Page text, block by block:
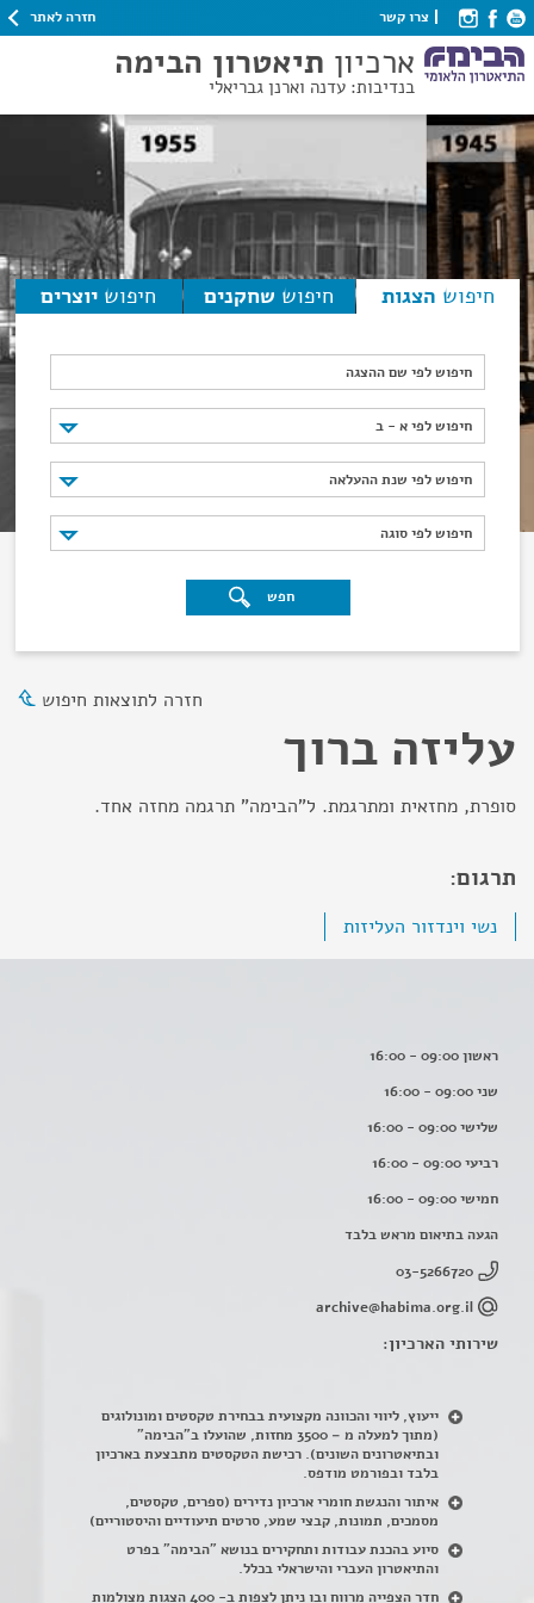
צרו קשר חזרה לאתר
ארכיון תיאטרון הבימה
בנדיבות: עדנה וארנן גבריאלי
חיפוש הצגות חיפוש שחקנים חיפוש יוצרים
חיפוש לפי שם ההצגה
חיפוש לפי א - ב
חיפוש לפי א - ב
חיפוש לפי שנת ההעלאה
חיפוש לפי שנת ההעלאה
חיפוש לפי סוגה
חיפוש לפי סוגה
חפש
חזרה לתוצאות חיפוש
עליזה ברוך
סופרת, מחזאית ומתרגמת. ל"הבימה" תרגמה מחזה אחד.
תרגום:
נשי וינדזור העליזות
ראשון 09:00 - 16:00
שני 09:00 - 16:00
שלישי 09:00 - 16:00
רביעי 09:00 - 16:00
חמישי 09:00 - 16:00
הגעה בתיאום מראש בלבד
03-5266720
archive@habima.org.il
שירותי הארכיון:
ייעוץ, ליווי והכוונה מקצועית בבחירת טקסטים ומונולוגים
(מתוך למעלה מ – 3500 מחזות, שהועלו ב"הבימה"
ובתיאטרונים השונים). רכישת הטקסטים מתבצעת בארכיון
בלבד ובפורמט מודפס.
איתור והנגשת חומרי ארכיון נדירים (ספרים, טקסטים,
מסמכים, תמונות, קבצי שמע, סרטים תיעודיים והיסטוריים)
סיוע בהכנת עבודות ותחקירים בנושא "הבימה" בפרט
והתיאטרון העברי והישראלי בכלל.
חדר הצפייה מרווח ובו ניתן לצפות ב- 400 הצגות מצולמות